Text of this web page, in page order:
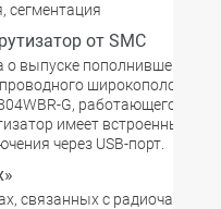
сегментация
от SMC
о выпуске пополнившего
широкополосного
G, работающего в
имеет встроенный
через USB-порт.
связанных с